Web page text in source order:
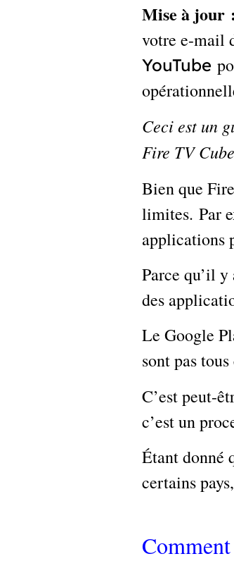
Mise à jour :
votre e-mail
YouTube
Ceci est un
Fire TV
Bien que
limites. Par
applications
Parce qu’il
des
Le Google
sont pas
C’est peut-
c’est un
Étant donné
certains pays,